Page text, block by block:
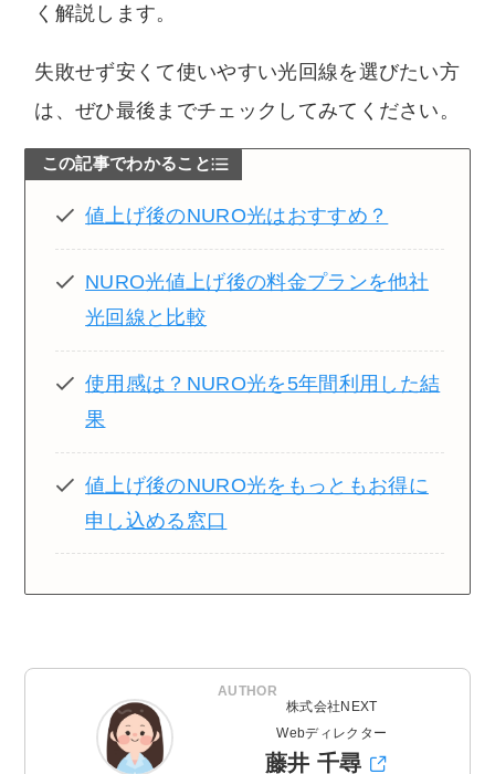
く解説します。
失敗せず安くて使いやすい光回線を選びたい方
は、ぜひ最後までチェックしてみてください。
この記事でわかること
値上げ後のNURO光はおすすめ？
NURO光値上げ後の料金プランを他社
光回線と比較
使用感は？NURO光を5年間利用した結
果
値上げ後のNURO光をもっともお得に
申し込める窓口
AUTHOR
株式会社NEXT
Webディレクター
藤井 千尋